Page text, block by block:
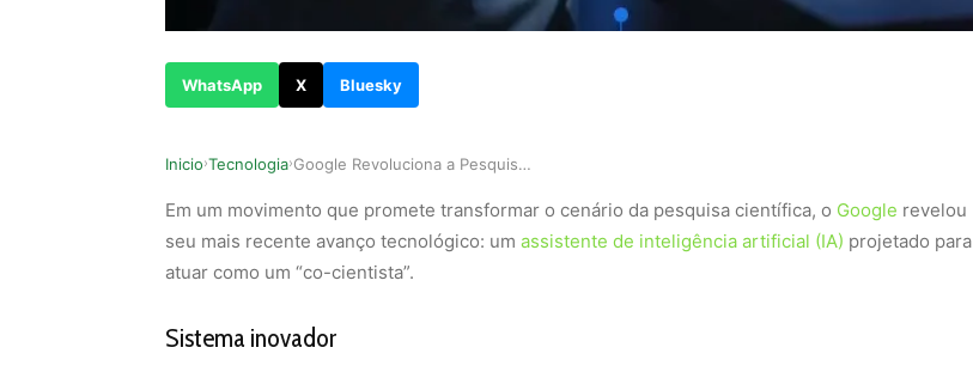
WhatsApp X Bluesky
Inicio›Tecnologia› Google Revoluciona a Pesquisa Científica com No…
Em um movimento que promete transformar o cenário da pesquisa científica, o Google revelou
seu mais recente avanço tecnológico: um assistente de inteligência artificial (IA) projetado para
atuar como um “co-cientista”.
Sistema inovador